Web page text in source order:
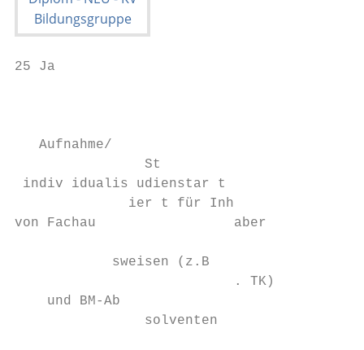
25 Ja
   Aufnahme/
                St
indiv idualis udienstar t
              ier t für Inh
von Fachau                 aber
            sweisen (z.B
. TK)
    und BM-Ab
solventen